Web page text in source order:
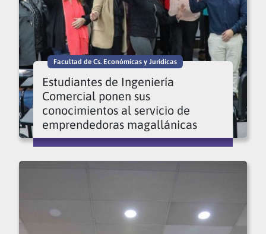
Facultad de Cs. Económicas y Jurídicas
Estudiantes de Ingeniería
Comercial ponen sus
conocimientos al servicio de
emprendedoras magallánicas